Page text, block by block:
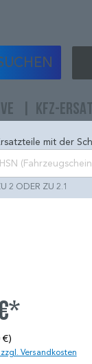
KFZ-
mit der
2 ODER ZU 2.1
Versandkosten